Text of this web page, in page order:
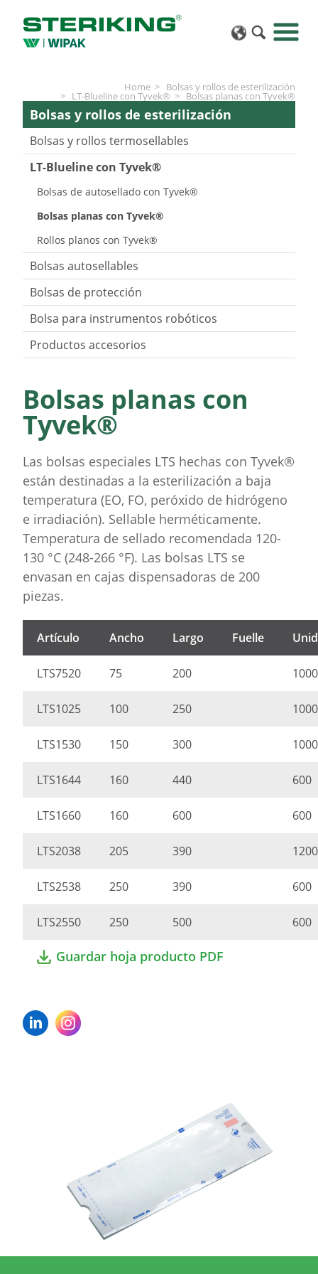
Home Bolsas y rollos de esterilización
LT-Blueline con Tyvek® Bolsas planas con Tyvek®
Bolsas y rollos de esterilización
Bolsas y rollos termosellables
LT-Blueline con Tyvek®
Bolsas de autosellado con Tyvek®
Bolsas planas con Tyvek®
Rollos planos con Tyvek®
Bolsas autosellables
Bolsas de protección
Bolsa para instrumentos robóticos
Productos accesorios
Bolsas planas con
Tyvek®
Las bolsas especiales LTS hechas con Tyvek®
están destinadas a la esterilización a baja
temperatura (EO, FO, peróxido de hidrógeno
e irradiación). Sellable herméticamente.
Temperatura de sellado recomendada 120-
130 °C (248-266 °F). Las bolsas LTS se
envasan en cajas dispensadoras de 200
piezas.
Artículo Ancho Largo Fuelle
LTS7520 75 200 1000
LTS1025 100 250 1000
LTS1530 150 300 1000
LTS1644 160 440 600
LTS1660 160 600 600
LTS2038 205 390 1200
LTS2538 250 390 600
LTS2550 250 500 600
Guardar hoja producto PDF